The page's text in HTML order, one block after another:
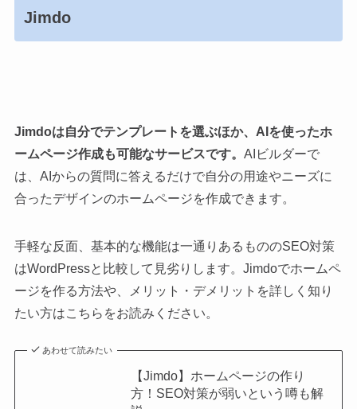
Jimdo
Jimdoは自分でテンプレートを選ぶほか、AIを使ったホ
ームページ作成も可能なサービスです。 AIビルダーで
は、AIからの質問に答えるだけで自分の用途やニーズに
合ったデザインのホームページを作成できます。
手軽な反面、基本的な機能は一通りあるもののSEO対策
はWordPressと比較して見劣りします。Jimdoでホームペ
ージを作る方法や、メリット・デメリットを詳しく知り
たい方はこちらをお読みください。
あわせて読みたい
【Jimdo】ホームページの作り
方！SEO対策が弱いという噂も解